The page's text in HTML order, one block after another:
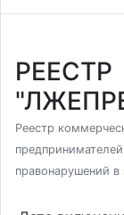
РЕЕСТР
Реестр
правонарушений